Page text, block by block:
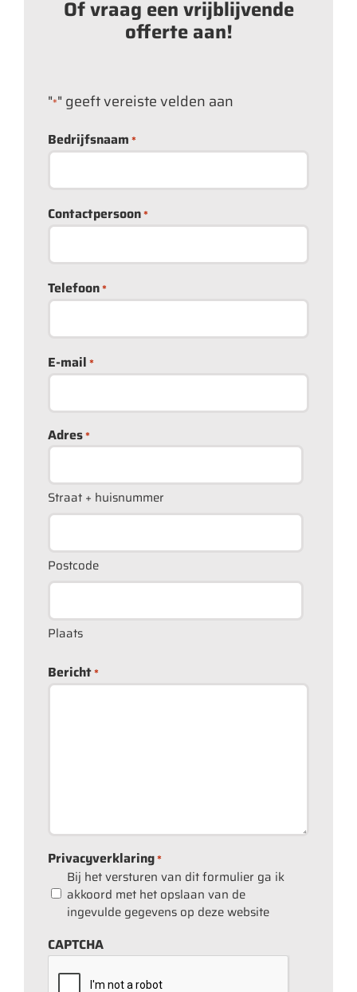
Of vraag een vrijblijvende
offerte aan!
"*" geeft vereiste velden aan
Bedrijfsnaam *
Contactpersoon*
Telefoon*
E-mail *
Adres*
Straat + huisnummer
Postcode
Plaats
Bericht*
Privacyverklaring*
Bij het versturen van dit formulier ga ik
akkoord met het opslaan van de
ingevulde gegevens op deze website
CAPTCHA